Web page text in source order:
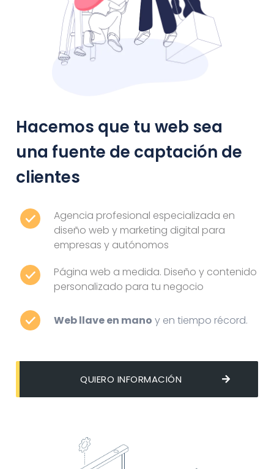
Hacemos que tu web sea
una fuente de captación de
clientes
Agencia profesional especializada en
diseño web y marketing digital para
empresas y autónomos
Página web a medida. Diseño y contenido
personalizado para tu negocio
Web llave en mano y en tiempo récord.
QUIERO INFORMACIÓN